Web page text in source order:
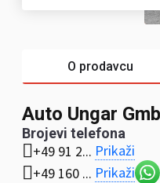
O prodavcu
Auto Ungar
Brojevi telefona
+49 91 2... Prikaži
+49 160 ... Prikaži